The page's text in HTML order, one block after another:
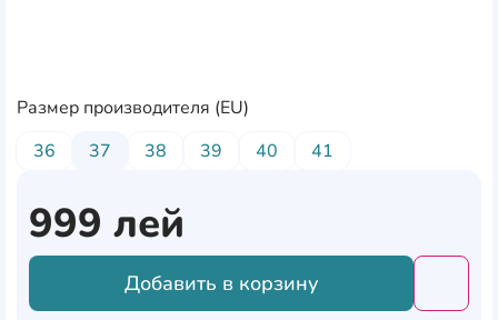
Размер производителя (EU)
36
37 38 39 40 41
999 лей
Добавить в корзину